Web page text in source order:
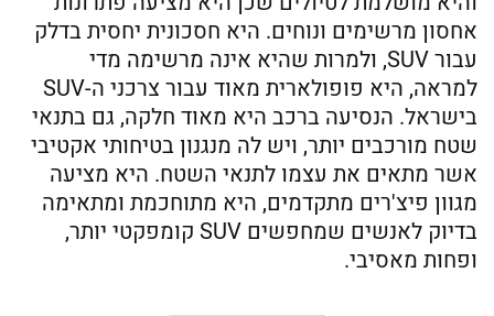
אחסון מרשימים ונוחים. היא חסכונית יחסית בדלק
עבור SUV, ולמרות שהיא אינה מרשימה מדי
למראה, היא פופולארית מאוד עבור צרכני ה-SUV
בישראל. הנסיעה ברכב היא מאוד חלקה, גם בתנאי
שטח מורכבים יותר, ויש לה מנגנון בטיחותי אקטיבי
אשר מתאים את עצמו לתנאי השטח. היא מציעה
מגוון פיצ'רים מתקדמים, היא מתוחכמת ומתאימה
בדיוק לאנשים שמחפשים SUV קומפקטי יותר,
ופחות מאסיבי.